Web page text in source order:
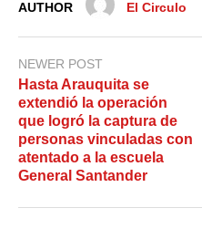
AUTHOR El Circulo
NEWER POST
Hasta Arauquita se
extendió la operación
que logró la captura de
personas vinculadas con
atentado a la escuela
General Santander